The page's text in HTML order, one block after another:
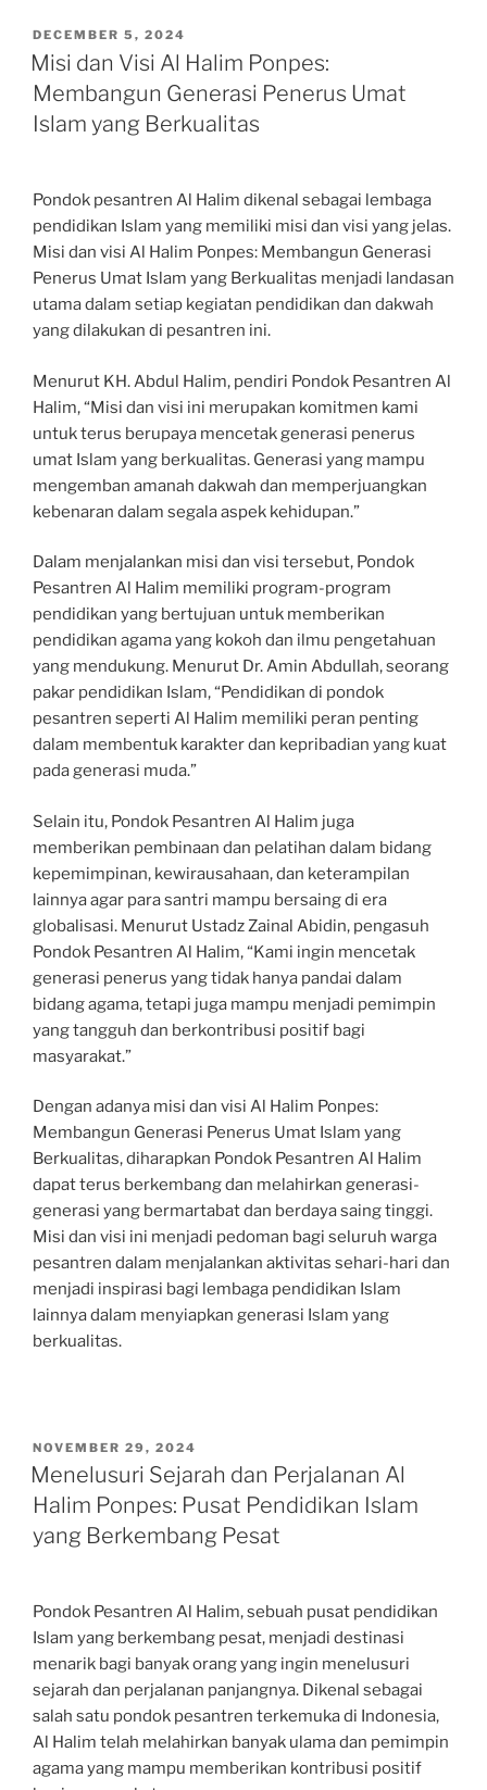
POSTED
ON
DECEMBER 5, 2024
Misi dan Visi Al Halim Ponpes:
Membangun Generasi Penerus Umat
Islam yang Berkualitas
Pondok pesantren Al Halim dikenal sebagai lembaga
pendidikan Islam yang memiliki misi dan visi yang jelas.
Misi dan visi Al Halim Ponpes: Membangun Generasi
Penerus Umat Islam yang Berkualitas menjadi landasan
utama dalam setiap kegiatan pendidikan dan dakwah
yang dilakukan di pesantren ini.
Menurut KH. Abdul Halim, pendiri Pondok Pesantren Al
Halim, “Misi dan visi ini merupakan komitmen kami
untuk terus berupaya mencetak generasi penerus
umat Islam yang berkualitas. Generasi yang mampu
mengemban amanah dakwah dan memperjuangkan
kebenaran dalam segala aspek kehidupan.”
Dalam menjalankan misi dan visi tersebut, Pondok
Pesantren Al Halim memiliki program-program
pendidikan yang bertujuan untuk memberikan
pendidikan agama yang kokoh dan ilmu pengetahuan
yang mendukung. Menurut Dr. Amin Abdullah, seorang
pakar pendidikan Islam, “Pendidikan di pondok
pesantren seperti Al Halim memiliki peran penting
dalam membentuk karakter dan kepribadian yang kuat
pada generasi muda.”
Selain itu, Pondok Pesantren Al Halim juga
memberikan pembinaan dan pelatihan dalam bidang
kepemimpinan, kewirausahaan, dan keterampilan
lainnya agar para santri mampu bersaing di era
globalisasi. Menurut Ustadz Zainal Abidin, pengasuh
Pondok Pesantren Al Halim, “Kami ingin mencetak
generasi penerus yang tidak hanya pandai dalam
bidang agama, tetapi juga mampu menjadi pemimpin
yang tangguh dan berkontribusi positif bagi
masyarakat.”
Dengan adanya misi dan visi Al Halim Ponpes:
Membangun Generasi Penerus Umat Islam yang
Berkualitas, diharapkan Pondok Pesantren Al Halim
dapat terus berkembang dan melahirkan generasi-
generasi yang bermartabat dan berdaya saing tinggi.
Misi dan visi ini menjadi pedoman bagi seluruh warga
pesantren dalam menjalankan aktivitas sehari-hari dan
menjadi inspirasi bagi lembaga pendidikan Islam
lainnya dalam menyiapkan generasi Islam yang
berkualitas.
POSTED
ON
NOVEMBER 29, 2024
Menelusuri Sejarah dan Perjalanan Al
Halim Ponpes: Pusat Pendidikan Islam
yang Berkembang Pesat
Pondok Pesantren Al Halim, sebuah pusat pendidikan
Islam yang berkembang pesat, menjadi destinasi
menarik bagi banyak orang yang ingin menelusuri
sejarah dan perjalanan panjangnya. Dikenal sebagai
salah satu pondok pesantren terkemuka di Indonesia,
Al Halim telah melahirkan banyak ulama dan pemimpin
agama yang mampu memberikan kontribusi positif